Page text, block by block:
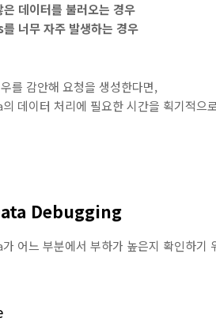
은 데이터를 불러오는 경우
너무 자주 발생하는 경우
를 감안해 요청을 생성한다면,
데이터 처리에 필요한 시간을 획기적으
Debugging
어느 부분에서 부하가 높은지 확인하